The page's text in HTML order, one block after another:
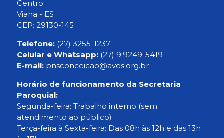
Centro
Viana - ES
CEP: 29130-145
Telefone: (27) 3255-1237
Celular e Whatsapp: (27) 9.9249-5419
E-mail: pnsconceicao@aves.org.br
Horário de funcionamento da Secretaria
Paroquial:
Segunda-feira: Trabalho interno (sem
atendimento ao público)
Terça-feira à Sexta-feira: Das 08h às 12h e das 13h